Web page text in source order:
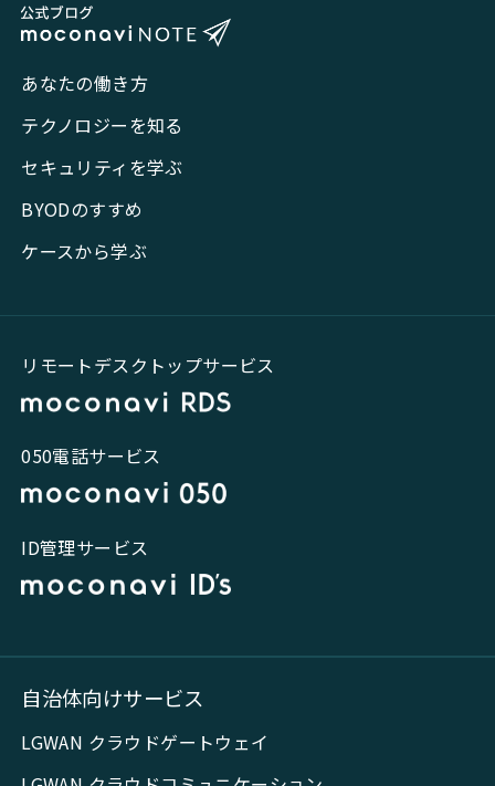
あなたの働き方
テクノロジーを知る
セキュリティを学ぶ
BYODのすすめ
ケースから学ぶ
リモートデスクトップサービス
050電話サービス
ID管理サービス
自治体向けサービス
LGWAN クラウドゲートウェイ